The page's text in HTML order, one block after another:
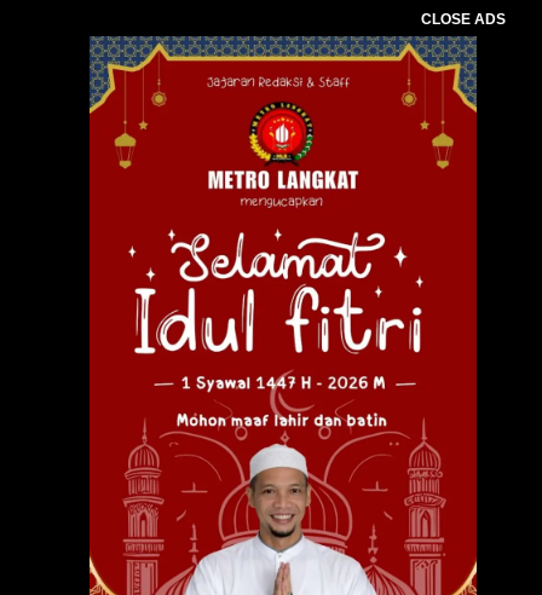
CLOSE ADS